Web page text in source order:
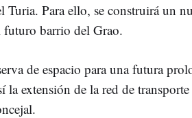
Turia. Para ello, se construirá un
futuro barrio del Grao.
de espacio para una futura
la extensión de la red de